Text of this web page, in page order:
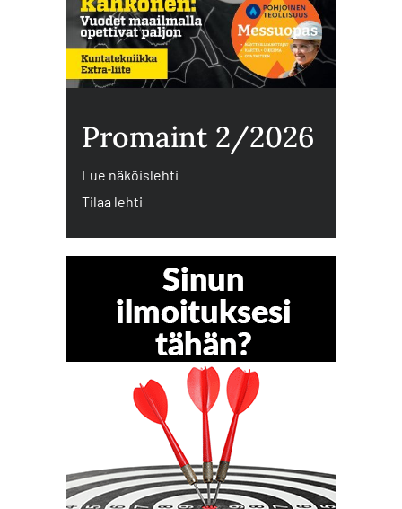
Promaint 2/2026
Lue näköislehti
Tilaa lehti